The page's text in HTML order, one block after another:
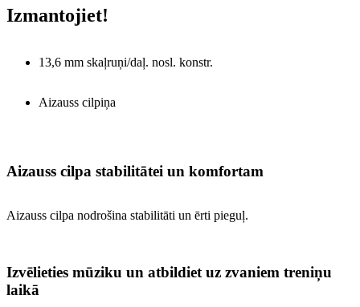
Izmantojiet!
13,6 mm skaļruņi/daļ. nosl. konstr.
Aizauss cilpiņa
Aizauss cilpa stabilitātei un komfortam
Aizauss cilpa nodrošina stabilitāti un ērti pieguļ.
Izvēlieties mūziku un atbildiet uz zvaniem treniņu
laikā